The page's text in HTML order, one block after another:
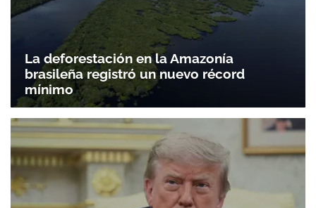
La deforestación en la Amazonía
brasileña registró un nuevo récord
mínimo